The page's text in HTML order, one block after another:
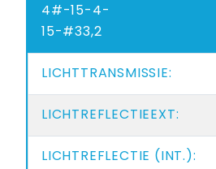
4#-15-4-
15-#33,2